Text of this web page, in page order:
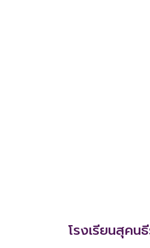
โรงเรียนสุค